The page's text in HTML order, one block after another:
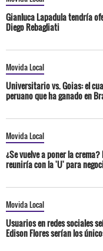
Gianluca Lapadula tendría
Diego Rebagliati
Movida Local
Universitario vs. Goias: el
peruano que ha ganado en
Movida Local
¿Se vuelve a poner la
reuniría con la 'U' para
Movida Local
Usuarios en redes sociales
Edison Flores serían los